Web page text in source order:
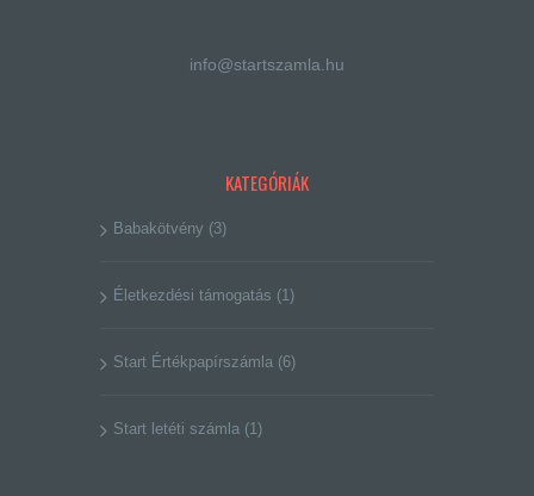
info@startszamla.hu
KATEGÓRIÁK
Babakötvény (3)
Életkezdési támogatás (1)
Start Értékpapírszámla (6)
Start letéti számla (1)